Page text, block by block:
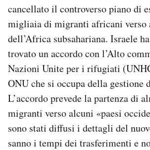
AREA PERSONALE
Area Personale
Notifiche mobile
Regala il Post
Hai bisogno di aiuto?
Esci
cancellato il controverso piano di
migliaia di migranti africani verso
dell’Africa subsahariana. Israele
trovato un accordo con l’Alto
Nazioni Unite per i rifugiati
ONU che si occupa della gestione
L’accordo prevede la partenza di
migranti verso alcuni «paesi
sono stati diffusi i dettagli del
sanno i tempi dei trasferimenti e